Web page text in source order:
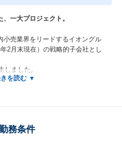
一大プロジェクト。
小売業界をリードするイオングル
2月末現在）の戦略的子会社とし
しました。
はテクノロジーの力で、日々の買
務条件